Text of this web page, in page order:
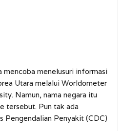
mencoba menelusuri informasi
Utara melalui Worldometer
Namun, nama negara itu
tersebut. Pun tak ada
Pengendalian Penyakit (CDC)